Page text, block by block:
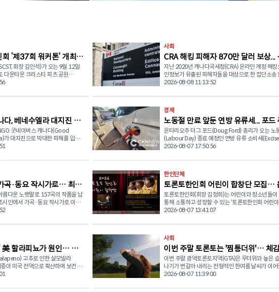
‘제37회 워커톤’ 개최…
나눔회장 김인석)가 오는 9월 12일
다운타운 크리스티 피츠 공원
'2026 워커톤(Walk-a-thon)' 행사
반세기 동안 한인 시니어들의 안정
상, 건강한 공동체 형성을 위해 다양
을 운영해 왔다. 올해로 37회
한 걷기 행사를 넘어 한인 어르신들
교류하며 지역사회와 소통하는 대
있다. 노인회 측은 "외로
는 어르신들에게 삶의 활력과 사회
행사로 발전시키기 위해 힘을 쏟고
이 되는 다양한 복지 프로그램 운영
량 강화, 일상생활에 필요한 기초 영
조 등 건강증진 프로그램, 사물놀이
고 어르신 식사 지원 사업 등이 포함
금과 물품 기부, 행사 참여 등 다양
응원을 부탁드린다"고 전했다. 후
와 수표(Check)를 통해 가능하
hikscst@gmail.com(KSCST)으로
Senior Citizens Society of
노인회 사무실(476 Grace Street,
사회
CRA 해킹 피해자 870만 달러 보상...
접수 시작
지난 2020년 캐나다국세청(CRA) 온라인 계정 해킹
인정보가 유출된 피해자들을 대상으로 한 집단소송
따라 수천 명의 피해자들이 최대 5,000달러의 보상
Action) 합의에 따른 것으로 캐나다 연방정부는 총
달러 이상을 피해자들에게 지급하기로 합의했다. 소송에 따
르면 지난 2020년 3월 1일부터 12월 31일까지 캐
청(CRA) '마이 어카운트(My Account)', 서비스캐나
Service Canada Account), 정부인증키(GCKey)를
정부 온라인 계정 등에 저장된 개인정보와 금융정
자에 의해 무단으로 열람됐다. 집단소송 관리기관인 KPMG
지 않은 제3자가 개인정보와 금융정보에 접근할 수
원금 등을 허위로 신청한 사례도 발생했다"고 밝혔다. 다
캐나다 연방정부는 이번 합의가 법적 책임을 인정한
아니며, 분쟁을 해결하기 위한 합의라고 설명했다. 이번 보
상은 피해 정도에 따라 세 가지 유형으로 지급된다. 먼저 개
인정보 무단 접근 문제를 해결하기 위해 시간을 들
자는 최대 80달러를 받을 수 있다. 또 개인정보가 실제 사기
인이 부담한 비용 등 실질적인 경제적 손실이 발생
에는 특별 보상기금을 통해 최대 5,000달러까지 보
수 있다. 연방법원 자료에 따르면 약 1만2,700건의 계정에
서 제3자가 직접입금 계좌 정보 등을 변경한 뒤 코
정부 지원금을 부정하게 신청한 사례가 확인됐다. 캐나다
재무위원회(Treasury Board)는 "이번 합의는 집단
2026-08-08 11:13:52
다, 베네수엘라 대지진 피
품 전달
굿네이버스 캐나다(Good
대지진으로 막대한 피해를 입은
재민 1만 1,931가구를 대상으로 긴
에 머물고 있으며 긴급 물품 지원
지원 프로그램을 위한 강사 양성
행중에 있다. 굿네이버스는
국(UNOCHA)이 주관하는 클러스터
및 현지 기관과 협력 방안을 논의
교회에서 위생 키트와 영유아
추적 시스템을 구축해 모니터링을
난과 식량 부족이 심각한 피해 지역
한 식수 지원 ▲ 위생키트(Hygiene
인 및 영유아 개인위생 용품 전달 ▲
필품: 주거지를 잃은 가정을 위한 텐
최신 공식 보고에 따르
명이 숨지고 1만 6,740명 이상이
경제
노동절 만료 앞둔 연방 유류세... 포드
리 "내년까지 연장하라"
온타리오주 더그 포드(Doug Ford) 총리가 오는 노
(Labour Day) 종료 예정인 연방 유류 소비세
면제 조치를 연장해 달라고 마크 카니 캐나다 총리
서비스(SNS)에 공개한 서한에서 "연방정부가 시행
발유와 경유에 대한 소비세 면제 조치를 최소 2027
일까지 연장하거나 아예 영구화해야 한다"고 촉구했
드 총리는 "오는 9월 7일 노동절에 종료 예정인 이
생활비 상승과 미국의 관세 정책으로 인한 경제적
속에서 어려움을 겪는 국민들에게 꼭 필요한 지원"
강조했다. 현재 시행 중인 연방 유류 소비세 면제는 지난 4
서민들의 부담을 줄이기 위해 한시적으로 도입한 조
경유는 리터당 4센트를 절감할 수 있게 됐다. 포드 총리는
"연방정부도 온타리오주처럼 주민들의 생활비 부담
기 위한 적극적인 정책을 추진해야 한다"며 "유류세
영구적으로 유지하는 방안도 검토할 필요가 있다"
다. 온타리오주는 이미 지난 2022년 7월부터 주정부 휘발
유세를 리터당 5.7센트, 경유세를 리터당 5.3센트
2026-08-07 17:50:56
곡·동요 작시가로… 최숙
않은 ‘노래’
름다운 노랫말로 157곡의 작품을 남
시인에서 가곡·동요 작시가로 이어
국 문학과 음악계에 의미 있는 발자
다. 이후 오랜 시간 시조와 문학 창
소 마음속에 품고 있던 꿈을 이루기
전에 나섰다. 자신이 쓴 시가 아름다
불리기를 바라는 마음으로 한국가곡
음악협회에 가입하며 본격적인 작
모두 157곡의 작품이 세상에 탄생
만나 많은 사람들에게 친숙하게 다가
한인단체
토론토한인회 어린이 합창단 모집…
으로 하나 되는 미래세대
토론토한인회(회장 김정희)는 어린이와 청소년들이
통해 소통하고 성장할 수 있는 '토론토한인회 어린
년 합창단'을 새롭게 창단한다. 이번 합창단은 ‘음악으로 하
·청소년을 대상으로 운영된다. 리허설은 영어로 진
국적과 문화적 배경에 관계없이 음악에 관심과 열
모든 학생에게 참여 기회를 제공한다. 합창단은 오는 10월
1일(목) 첫 오리엔테이션 및 리허설을 시작으로 매
일 오후 5시 30분부터 7시 15분까지 토론토 한인회
기 리허설을 진행한다. 단원들은 체계적인 음악교육과 합창
훈련을 통해 음악적 기초와 앙상블 역량을 쌓은 뒤,
무대를 선보일 예정이다. 합창단의 음악감독 및 지휘는 캐
2026-08-07 13:41:07
美 할라피뇨가 원인… 캐
고추로 인한 살모넬라
이 미국 전역으로 확산하며 보건당
다고 밝혔다. 이 중 36명이 병원에 입
사회
이번 주말 토론토는 '찜통더위'… 체
도, 소나기·천둥번개까지
이번 주말 광역토론토지역(GTA)은 무더위와 높은
나기가 번갈아 내리는 전형적인 한여름 날씨가 이
이다. 캐나다 환경부에 따르면 8월 7일(금) 토론토는 최고기
확률의 소나기와 함께 천둥번개가 발생할 가능성이
2026-08-07 11:39:00